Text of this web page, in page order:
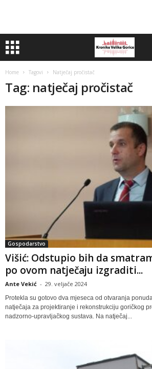
Home Tagovi Natječaj pročistač
Tag: natječaj pročistač
Gospodarstvo
Višić: Odstupio bih da
po ovom natječaju izgraditi...
Ante Vekić - 29. veljače 2024
Protekla su gotovo dva mjeseca od otvaranja
natječaja za projektiranje i rekonstrukciju goričkog
nadzorno-upravljačkog sustava. Na natječaj...